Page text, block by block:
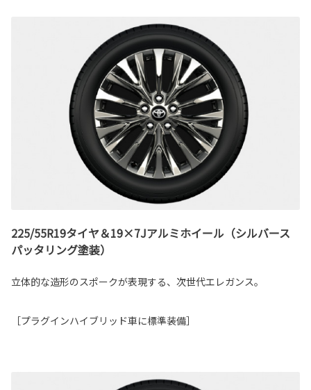
225/55R19タイヤ＆19×7Jアルミホイール（シルバース
パッタリング塗装）
立体的な造形のスポークが表現する、次世代エレガンス。
［プラグインハイブリッド車に標準装備］